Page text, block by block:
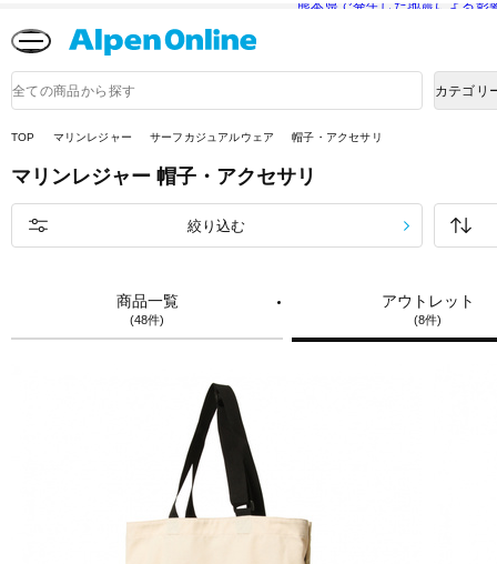
熊本県で発生した地震による影
品
検
カテゴリ
TOP マリンレジャー サーフカジュアルウェア 帽子・アクセサリ
マリンレジャー 帽子・アクセサリ
商品一覧
(48件)
アウトレット
(8件)
絞り込む